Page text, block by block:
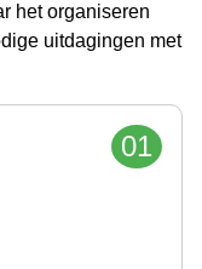
het organiseren
uitdagingen met
01